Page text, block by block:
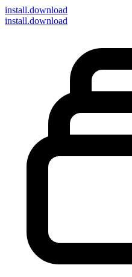
install.download
install.download